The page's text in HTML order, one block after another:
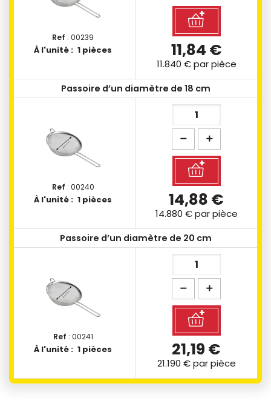
Ref : 00239
À l'unité : 1 pièces 11,84 €
11.840 €par pièce
Ref : 00240
À l'unité : 1 pièces
Passoire d’un diamètre de 18 cm
14,88 €
14.880 €par pièce
Ref : 00241
À l'unité : 1 pièces
Passoire d’un diamètre de 20 cm
21,19 €
21.190 €par pièce